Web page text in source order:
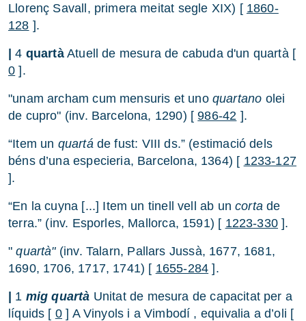
Llorenç Savall, primera meitat segle XIX) [ 1860-
128 ].
4 quartàAtuell de mesura de cabuda d'un quartà [
0 ].
"unam archam cum mensuris et uno quartano olei
de cupro" (inv. Barcelona, 1290) [986-42 ].
“Item un quartáde fust: VIII ds.” (estimació dels
béns d’una especieria, Barcelona, 1364) [ 1233-127
].
“En la cuyna [...] Item un tinell vell ab uncorta de
terra.” (inv. Esporles, Mallorca, 1591) [ 1223-330 ].
"quartà" (inv. Talarn, Pallars Jussà, 1677, 1681,
1690, 1706, 1717, 1741) [ 1655-284 ].
1 mig quartà Unitat de mesura de capacitat per a
líquids [ 0 ] A Vinyols i a Vimbodí , equivalia a d’oli [